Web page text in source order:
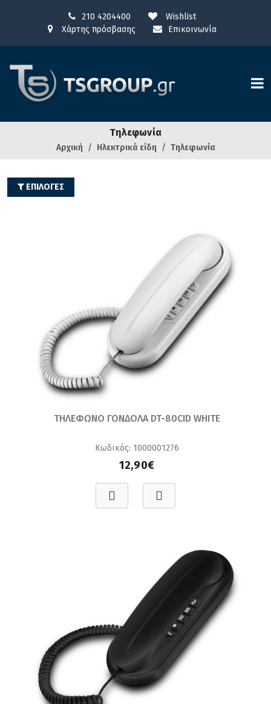
210 4204400
Wishlist
Χάρτης πρόσβασης
Επικοινωνία
Τηλεφωνία
Αρχική Ηλεκτρικά είδη Τηλεφωνία
ΕΠΙΛΟΓΕΣ
ΤΗΛΕΦΩΝΟ ΓΟΝΔΟΛΑ DT-80CID WHITE
Κωδικός: 1000001276
12,90€